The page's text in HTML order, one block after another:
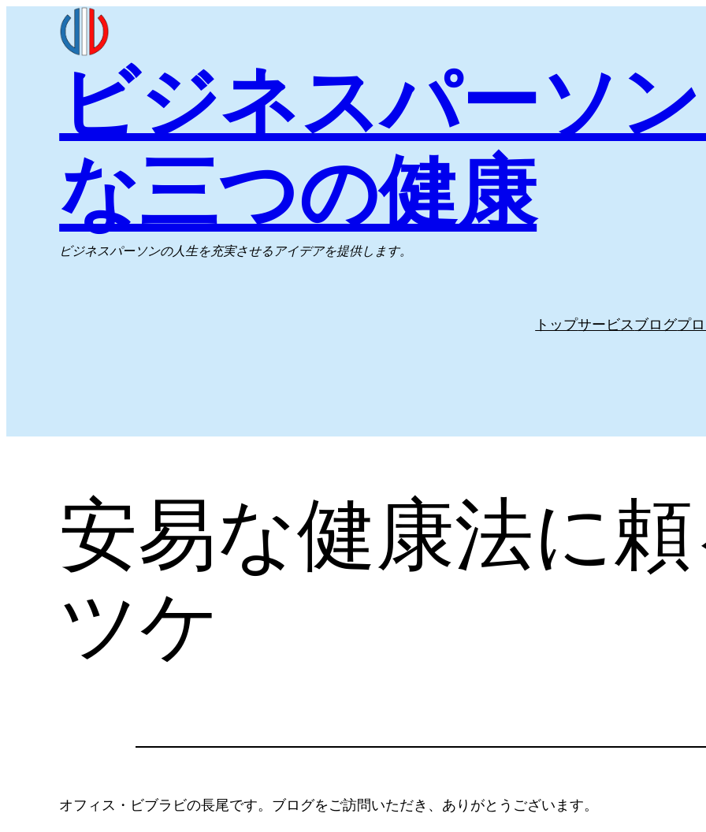
ビジネスパーソ
な三つの健康
ビジネスパーソンの人生を充実させるアイデアを提供します。
トップサービスブログプ
安易な健康法に
ツケ
オフィス・ビブラビの長尾です。ブログをご訪問いただき、ありがとうございます。